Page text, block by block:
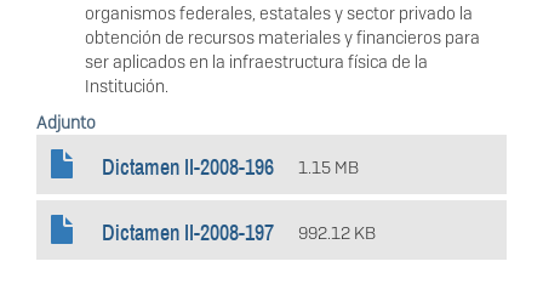
organismos federales, estatales y sector privado la
obtención de recursos materiales y financieros para
ser aplicados en la infraestructura física de la
Institución.
Adjunto
Dictamen II-2008-196 1.15 MB
Dictamen II-2008-197 992.12 KB